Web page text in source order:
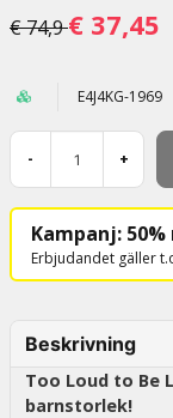
€ 74,9€ 37,45
E4J4KG-1969
- +
Kampanj:
Erbjudandet gäller
Beskrivning
Too Loud to Be
barnstorlek!